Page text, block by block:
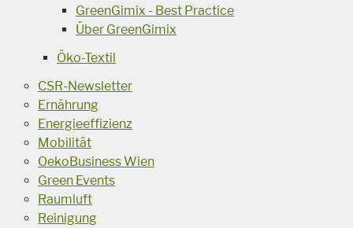
GreenGimix - Best Practice
Über GreenGimix
Öko-Textil
CSR-Newsletter
Ernährung
Energieeffizienz
Mobilität
OekoBusiness Wien
Green Events
Raumluft
Reinigung